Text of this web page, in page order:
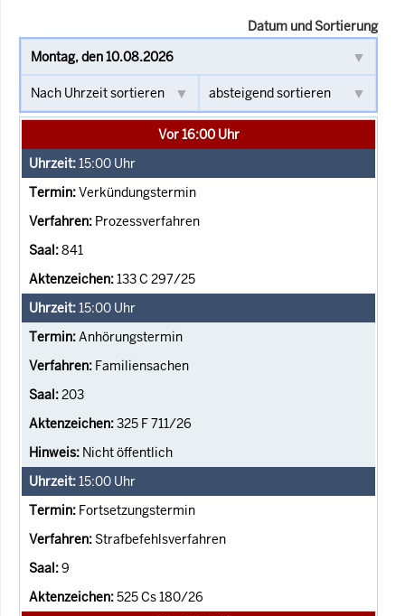
Datum und Sortierung
Vor 16:00 Uhr
15:00 Uhr
Verkündungstermin
Prozessverfahren
841
133 C 297/25
15:00 Uhr
Anhörungstermin
Familiensachen
203
325 F 711/26
Nicht öffentlich
15:00 Uhr
Fortsetzungstermin
Strafbefehlsverfahren
9
525 Cs 180/26